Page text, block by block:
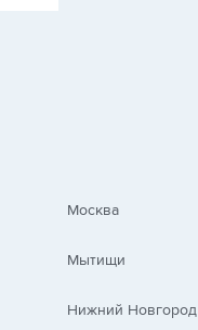
Москва
Мытищи
Нижний Новгород